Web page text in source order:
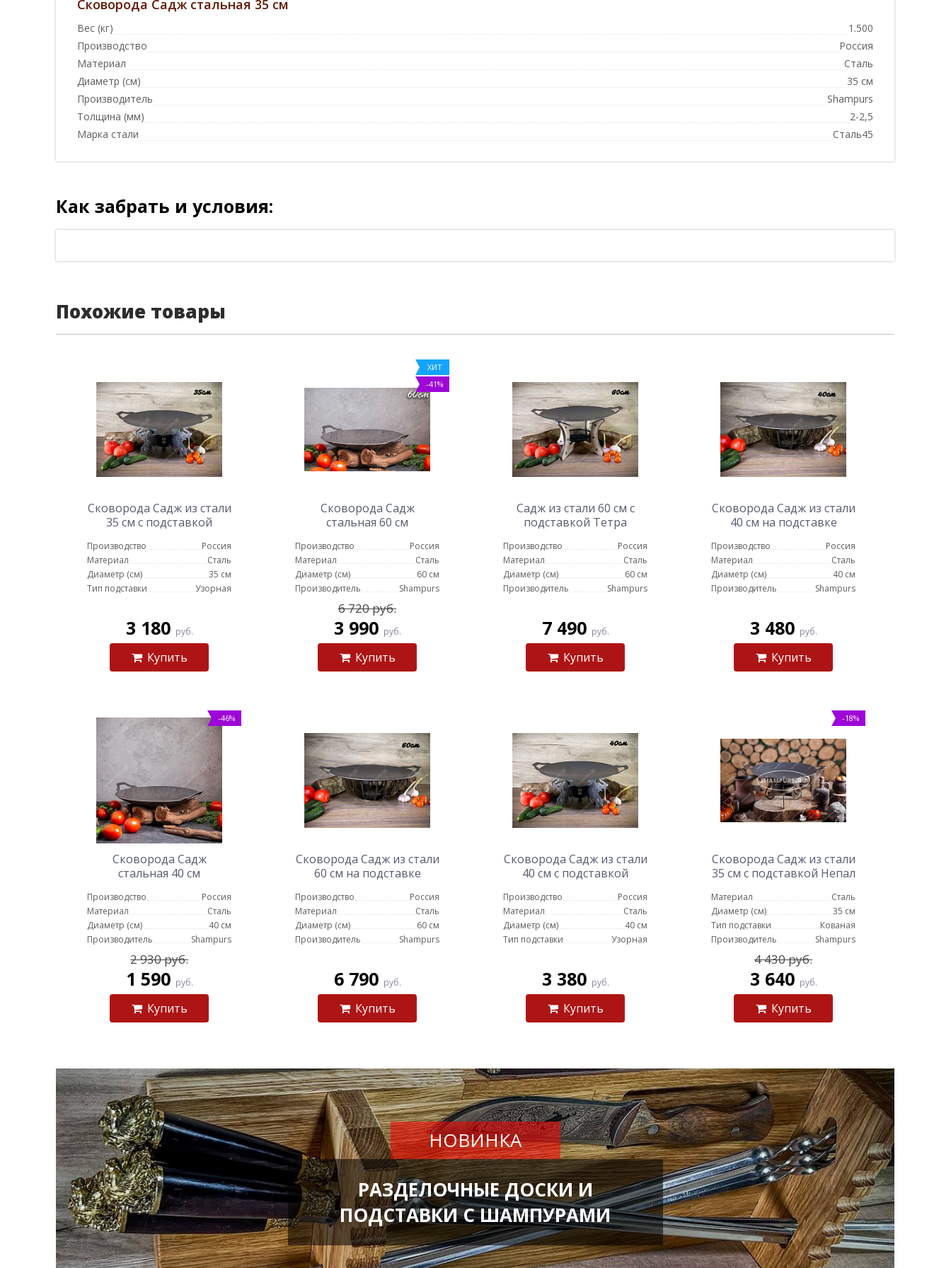
Сковорода Садж стальная 35 см
Вес (кг)
1.500
Производство
Россия
Материал
Сталь
Диаметр (см)
35 см
Производитель
Shampurs
Толщина (мм)
2-2,5
Марка стали
Сталь45
Как забрать и условия:
Похожие товары
Сковорода Садж из стали
35 см с подставкой
Производство
Россия
Материал
Сталь
Диаметр (см)
35 см
Тип подставки
Узорная
3 180 руб.
Купить
ХИТ
-41%
Сковорода Садж
стальная 60 см
Производство
Россия
Материал
Сталь
Диаметр (см)
60 см
Производитель
Shampurs
6 720 руб.
3 990 руб.
Купить
Садж из стали 60 см с
подставкой Тетра
Производство
Россия
Материал
Сталь
Диаметр (см)
60 см
Производитель
Shampurs
7 490 руб.
Купить
Сковорода Садж из стали
40 см на подставке
Производство
Россия
Материал
Сталь
Диаметр (см)
40 см
Производитель
Shampurs
3 480 руб.
Купить
-46%
Сковорода Садж
стальная 40 см
Производство
Россия
Материал
Сталь
Диаметр (см)
40 см
Производитель
Shampurs
2 930 руб.
1 590 руб.
Купить
Сковорода Садж из стали
60 см на подставке
Производство
Россия
Материал
Сталь
Диаметр (см)
60 см
Производитель
Shampurs
6 790 руб.
Купить
Сковорода Садж из стали
40 см с подставкой
Производство
Россия
Материал
Сталь
Диаметр (см)
40 см
Тип подставки
Узорная
3 380 руб.
Купить
-18%
Сковорода Садж из стали
35 см с подставкой Непал
Материал
Сталь
Диаметр (см)
35 см
Тип подставки
Кованая
Производитель
Shampurs
4 430 руб.
3 640 руб.
Купить
НОВИНКА
РАЗДЕЛОЧНЫЕ ДОСКИ И
ПОДСТАВКИ С ШАМПУРАМИ